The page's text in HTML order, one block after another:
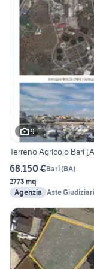
9
Terreno Agricolo Bari
68.150 €Bari(BA)
2773 mq
Agenzia Aste